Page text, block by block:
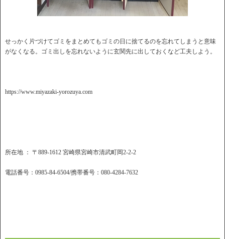
せっかく片づけてゴミをまとめてもゴミの日に捨てるのを忘れてしまうと意味
がなくなる。ゴミ出しを忘れないように玄関先に出しておくなど工夫しよう。
https://www.miyazaki-yorozuya.com
所在地 ： 〒889-1612 宮崎県宮崎市清武町岡2-2-2
電話番号：0985-84-6504/携帯番号：080-4284-7632